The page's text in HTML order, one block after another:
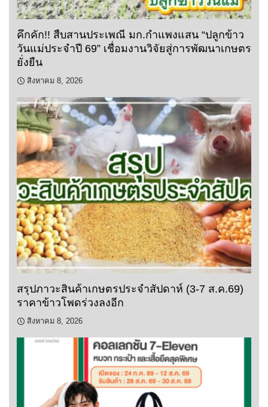
คึกคัก!! สืบสานประเพณี มก.กำแพงแสน “ปลูกข้าว
วันแม่ประจำปี 69” เชื่อมงานวิจัยสู่การพัฒนาเกษตร
ยั่งยืน
สิงหาคม 8, 2026
สรุปภาวะสินค้าเกษตรประจำสัปดาห์ (3-7 ส.ค.69)
ราคาข้าวโพดร่วงลงอีก
สิงหาคม 8, 2026